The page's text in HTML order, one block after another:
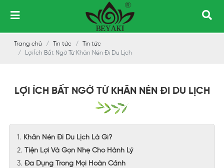
Trang chủ Tin tức
Tin tức
Lợi Ích Bất Ngờ Từ Khăn Nén Đi Du Lịch
LỢI ÍCH BẤT NGỜ TỪ KHĂN NÉN ĐI DU LỊCH
Khăn Nén Đi Du Lịch Là Gì?
Tiện Lợi Và Gọn Nhẹ Cho Hành Lý
Đa Dụng Trong Mọi Hoàn Cảnh